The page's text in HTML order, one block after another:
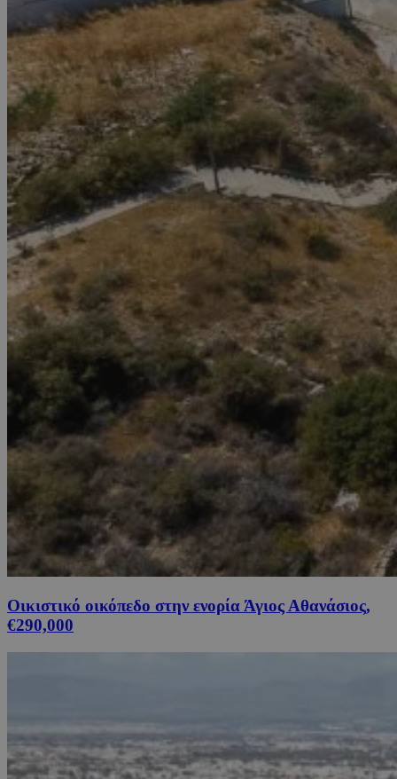
Οικιστικό οικόπεδο στην ενορία Άγιος Αθανάσιος,
€290,000